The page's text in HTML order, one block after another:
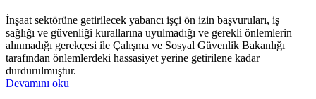
İnşaat sektörüne getirilecek yabancı işçi ön izin başvuruları, iş
sağlığı ve güvenliği kurallarına uyulmadığı ve gerekli önlemlerin
alınmadığı gerekçesi ile Çalışma ve Sosyal Güvenlik Bakanlığı
tarafından önlemlerdeki hassasiyet yerine getirilene kadar
durdurulmuştur.
Devamını oku